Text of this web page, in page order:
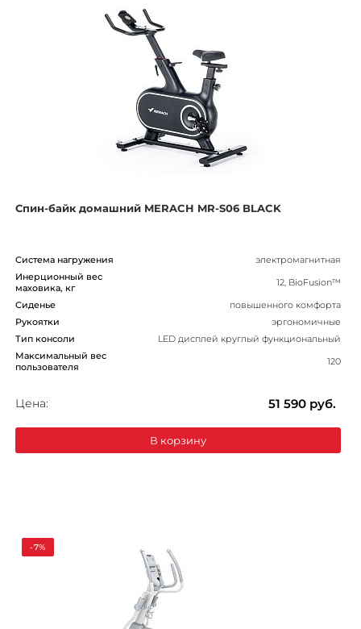
Спин-байк домашний MERACH MR-S06 BLACK
Система нагружения
электромагнитная
Инерционный вес
маховика, кг
12, BioFusion™
Сиденье
повышенного комфорта
Рукоятки
эргономичные
Тип консоли
LED дисплей круглый функциональный
Максимальный вес
пользователя
120
Цена: 51 590 руб.
В корзину
-7%